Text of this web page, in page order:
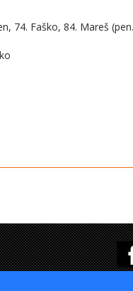
74. Faško, 84. Mareš